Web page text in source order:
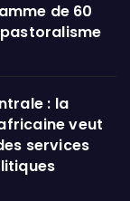
de 60
: la
veut
services